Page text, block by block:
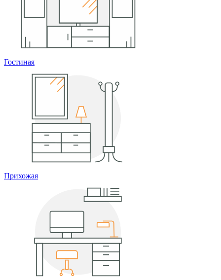
Гостиная
Прихожая